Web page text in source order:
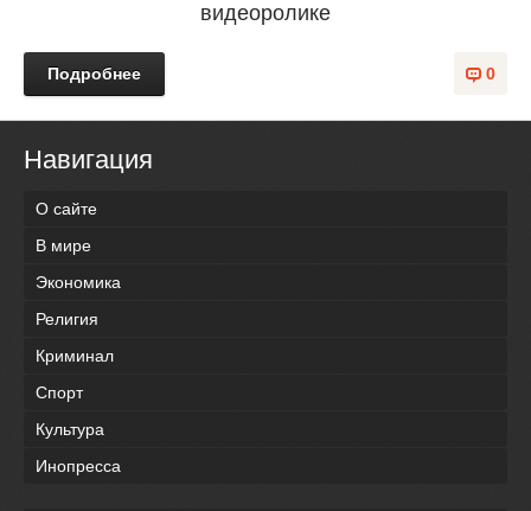
видеоролике
0
Подробнее
Навигация
О сайте
В мире
Экономика
Религия
Криминал
Спорт
Культура
Инопресса